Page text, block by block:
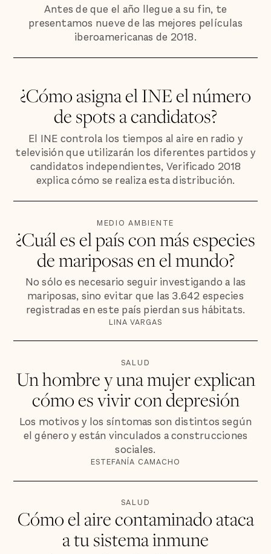
Antes de que el año llegue a su fin, te
presentamos nueve de las mejores películas
iberoamericanas de 2018.
¿Cómo asigna el INE el número
de spots a candidatos?
El INE controla los tiempos al aire en radio y
televisión que utilizarán los diferentes partidos y
candidatos independientes, Verificado 2018
explica cómo se realiza esta distribución.
MEDIO AMBIENTE
¿Cuál es el país con más especies
de mariposas en el mundo?
No sólo es necesario seguir investigando a las
mariposas, sino evitar que las 3.642 especies
registradas en este país pierdan sus hábitats.
LINA VARGAS
SALUD
Un hombre y una mujer explican
cómo es vivir con depresión
Los motivos y los síntomas son distintos según
el género y están vinculados a construcciones
sociales.
ESTEFANÍA CAMACHO
SALUD
Cómo el aire contaminado ataca
a tu sistema inmune